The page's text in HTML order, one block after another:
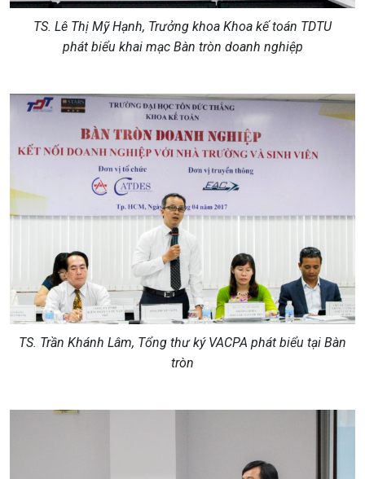
TS. Lê Thị Mỹ Hạnh, Trưởng khoa Khoa kế toán TDTU
phát biểu khai mạc Bàn tròn doanh nghiệp
TS. Trần Khánh Lâm, Tổng thư ký VACPA phát biểu tại Bàn
tròn